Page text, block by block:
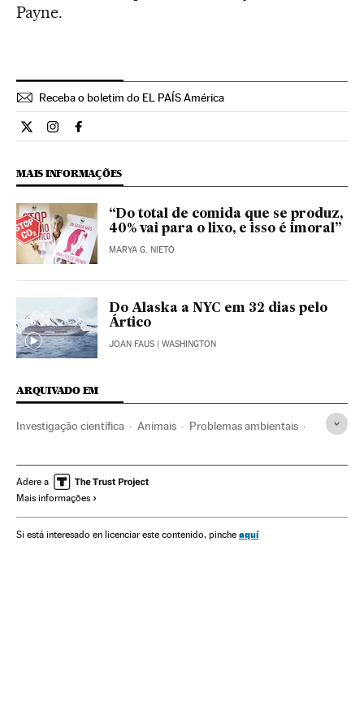
Payne.
Receba o boletim do EL PAÍS América
Ciencia El País Brasil en Twitter
Ciencia El País Brasil en Instagram
Ciencia El País Brasil en Facebook
MAIS INFORMAÇÕES
“Do total de comida que se produz,
40% vai para o lixo, e isso é imoral”
MARYA G. NIETO
Do Alaska a NYC em 32 dias pelo
Ártico
JOAN FAUS | WASHINGTON
ARQUIVADO EM
Investigação científica Animais Problemas ambientais
Ciência Baleias Mamíferos marinhos
Extinção espécies
Mamíferos Mudança climática Proteção animais
Adere a
Mais informações
Si está interesado en licenciar este contenido, pinche aquí